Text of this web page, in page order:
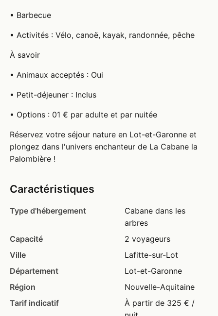
• Barbecue
• Activités : Vélo, canoë, kayak, randonnée, pêche
À savoir
• Animaux acceptés : Oui
• Petit-déjeuner : Inclus
• Options : 01 € par adulte et par nuitée
Réservez votre séjour nature en Lot-et-Garonne et
plongez dans l'univers enchanteur de La Cabane la
Palombière !
Caractéristiques
Type d'hébergement
Cabane dans les
arbres
Capacité
2 voyageurs
Ville
Lafitte-sur-Lot
Département
Lot-et-Garonne
Région
Nouvelle-Aquitaine
Tarif indicatif
À partir de 325 € /